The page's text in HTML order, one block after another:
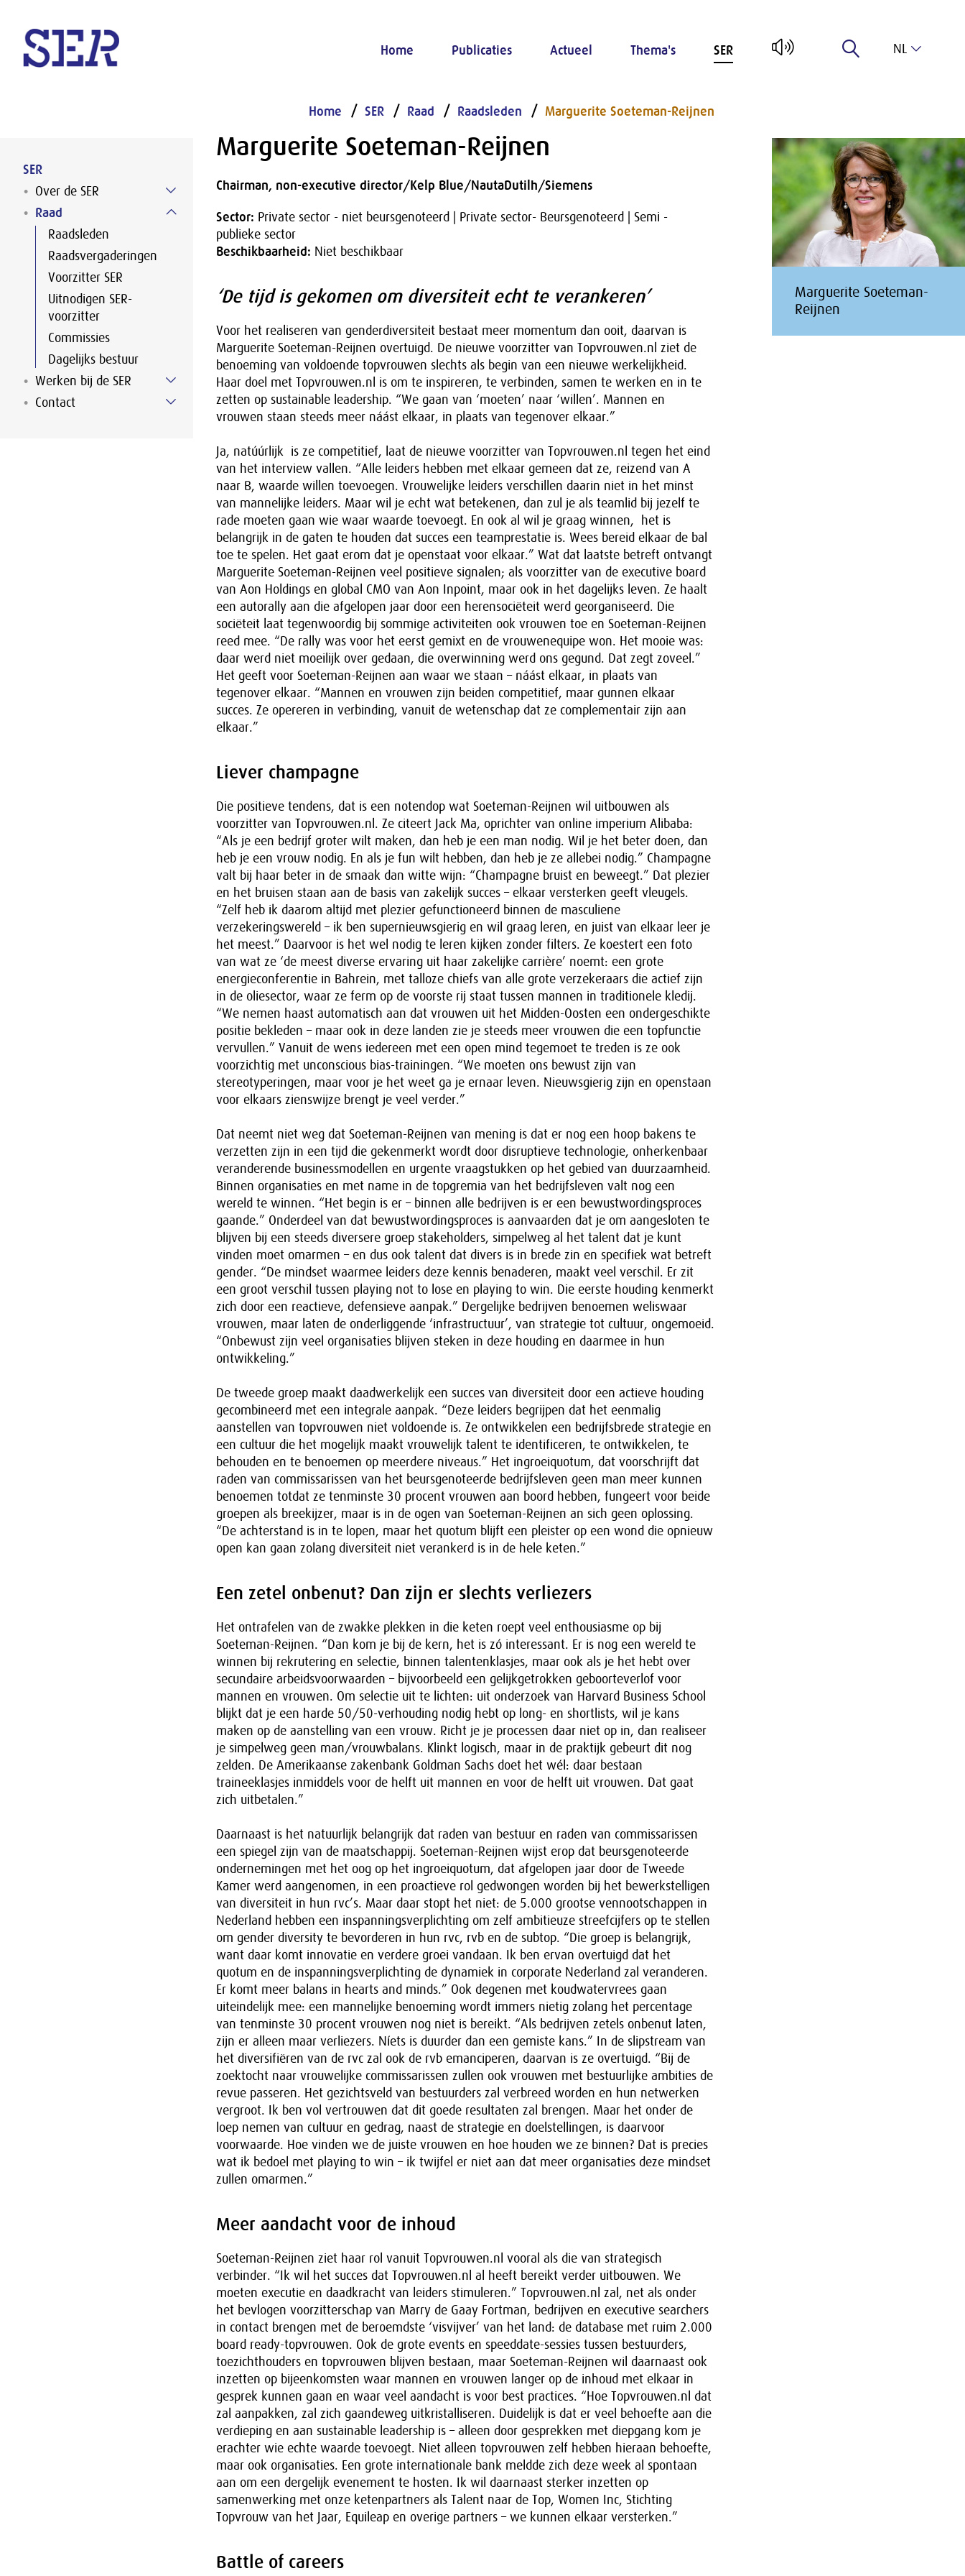
Home Publicaties Actueel Thema's SER NL
SER
Over de SER
Raad
Raadsleden
Raadsvergaderingen
Voorzitter SER
Uitnodigen SER-
voorzitter
Commissies
Dagelijks bestuur
Werken bij de SER
Contact
Home SER Raad Raadsleden Marguerite Soeteman-Reijnen
Marguerite Soeteman-Reijnen
Chairman, non-executive director/Kelp Blue/NautaDutilh/Siemens
Sector: Private sector - niet beursgenoteerd | Private sector- Beursgenoteerd | Semi -
publieke sector
Beschikbaarheid: Niet beschikbaar
‘De tijd is gekomen om diversiteit echt te verankeren’
Voor het realiseren van genderdiversiteit bestaat meer momentum dan ooit, daarvan is
Marguerite Soeteman-Reijnen overtuigd. De nieuwe voorzitter van Topvrouwen.nl ziet de
benoeming van voldoende topvrouwen slechts als begin van een nieuwe werkelijkheid.
Haar doel met Topvrouwen.nl is om te inspireren, te verbinden, samen te werken en in te
zetten op sustainable leadership. “We gaan van ‘moeten’ naar ‘willen’. Mannen en
vrouwen staan steeds meer náást elkaar, in plaats van tegenover elkaar.”
Ja, natúúrlijk is ze competitief, laat de nieuwe voorzitter van Topvrouwen.nl tegen het eind
van het interview vallen. “Alle leiders hebben met elkaar gemeen dat ze, reizend van A
naar B, waarde willen toevoegen. Vrouwelijke leiders verschillen daarin niet in het minst
van mannelijke leiders. Maar wil je echt wat betekenen, dan zul je als teamlid bij jezelf te
rade moeten gaan wie waar waarde toevoegt. En ook al wil je graag winnen, het is
belangrijk in de gaten te houden dat succes een teamprestatie is. Wees bereid elkaar de bal
toe te spelen. Het gaat erom dat je openstaat voor elkaar.” Wat dat laatste betreft ontvangt
Marguerite Soeteman-Reijnen veel positieve signalen; als voorzitter van de executive board
van Aon Holdings en global CMO van Aon Inpoint, maar ook in het dagelijks leven. Ze haalt
een autorally aan die afgelopen jaar door een herensociëteit werd georganiseerd. Die
sociëteit laat tegenwoordig bij sommige activiteiten ook vrouwen toe en Soeteman-Reijnen
reed mee. “De rally was voor het eerst gemixt en de vrouwenequipe won. Het mooie was:
daar werd niet moeilijk over gedaan, die overwinning werd ons gegund. Dat zegt zoveel.”
Het geeft voor Soeteman-Reijnen aan waar we staan – náást elkaar, in plaats van
tegenover elkaar. “Mannen en vrouwen zijn beiden competitief, maar gunnen elkaar
succes. Ze opereren in verbinding, vanuit de wetenschap dat ze complementair zijn aan
elkaar.”
Liever champagne
Die positieve tendens, dat is een notendop wat Soeteman-Reijnen wil uitbouwen als
voorzitter van Topvrouwen.nl. Ze citeert Jack Ma, oprichter van online imperium Alibaba:
“Als je een bedrijf groter wilt maken, dan heb je een man nodig. Wil je het beter doen, dan
heb je een vrouw nodig. En als je fun wilt hebben, dan heb je ze allebei nodig.” Champagne
valt bij haar beter in de smaak dan witte wijn: “Champagne bruist en beweegt.” Dat plezier
en het bruisen staan aan de basis van zakelijk succes – elkaar versterken geeft vleugels.
“Zelf heb ik daarom altijd met plezier gefunctioneerd binnen de masculiene
verzekeringswereld – ik ben supernieuwsgierig en wil graag leren, en juist van elkaar leer je
het meest.” Daarvoor is het wel nodig te leren kijken zonder filters. Ze koestert een foto
van wat ze ‘de meest diverse ervaring uit haar zakelijke carrière’ noemt: een grote
energieconferentie in Bahrein, met talloze chiefs van alle grote verzekeraars die actief zijn
in de oliesector, waar ze ferm op de voorste rij staat tussen mannen in traditionele kledij.
“We nemen haast automatisch aan dat vrouwen uit het Midden-Oosten een ondergeschikte
positie bekleden – maar ook in deze landen zie je steeds meer vrouwen die een topfunctie
vervullen.” Vanuit de wens iedereen met een open mind tegemoet te treden is ze ook
voorzichtig met unconscious bias-trainingen. “We moeten ons bewust zijn van
stereotyperingen, maar voor je het weet ga je ernaar leven. Nieuwsgierig zijn en openstaan
voor elkaars zienswijze brengt je veel verder.”
Dat neemt niet weg dat Soeteman-Reijnen van mening is dat er nog een hoop bakens te
verzetten zijn in een tijd die gekenmerkt wordt door disruptieve technologie, onherkenbaar
veranderende businessmodellen en urgente vraagstukken op het gebied van duurzaamheid.
Binnen organisaties en met name in de topgremia van het bedrijfsleven valt nog een
wereld te winnen. “Het begin is er – binnen alle bedrijven is er een bewustwordingsproces
gaande.” Onderdeel van dat bewustwordingsproces is aanvaarden dat je om aangesloten te
blijven bij een steeds diversere groep stakeholders, simpelweg al het talent dat je kunt
vinden moet omarmen – en dus ook talent dat divers is in brede zin en specifiek wat betreft
gender. “De mindset waarmee leiders deze kennis benaderen, maakt veel verschil. Er zit
een groot verschil tussen playing not to lose en playing to win. Die eerste houding kenmerkt
zich door een reactieve, defensieve aanpak.” Dergelijke bedrijven benoemen weliswaar
vrouwen, maar laten de onderliggende ‘infrastructuur’, van strategie tot cultuur, ongemoeid.
“Onbewust zijn veel organisaties blijven steken in deze houding en daarmee in hun
ontwikkeling.”
De tweede groep maakt daadwerkelijk een succes van diversiteit door een actieve houding
gecombineerd met een integrale aanpak. “Deze leiders begrijpen dat het eenmalig
aanstellen van topvrouwen niet voldoende is. Ze ontwikkelen een bedrijfsbrede strategie en
een cultuur die het mogelijk maakt vrouwelijk talent te identificeren, te ontwikkelen, te
behouden en te benoemen op meerdere niveaus.” Het ingroeiquotum, dat voorschrijft dat
raden van commissarissen van het beursgenoteerde bedrijfsleven geen man meer kunnen
benoemen totdat ze tenminste 30 procent vrouwen aan boord hebben, fungeert voor beide
groepen als breekijzer, maar is in de ogen van Soeteman-Reijnen an sich geen oplossing.
“De achterstand is in te lopen, maar het quotum blijft een pleister op een wond die opnieuw
open kan gaan zolang diversiteit niet verankerd is in de hele keten.”
Een zetel onbenut? Dan zijn er slechts verliezers
Het ontrafelen van de zwakke plekken in die keten roept veel enthousiasme op bij
Soeteman-Reijnen. “Dan kom je bij de kern, het is zó interessant. Er is nog een wereld te
winnen bij rekrutering en selectie, binnen talentenklasjes, maar ook als je het hebt over
secundaire arbeidsvoorwaarden – bijvoorbeeld een gelijkgetrokken geboorteverlof voor
mannen en vrouwen. Om selectie uit te lichten: uit onderzoek van Harvard Business School
blijkt dat je een harde 50/50-verhouding nodig hebt op long- en shortlists, wil je kans
maken op de aanstelling van een vrouw. Richt je je processen daar niet op in, dan realiseer
je simpelweg geen man/vrouwbalans. Klinkt logisch, maar in de praktijk gebeurt dit nog
zelden. De Amerikaanse zakenbank Goldman Sachs doet het wél: daar bestaan
traineeklasjes inmiddels voor de helft uit mannen en voor de helft uit vrouwen. Dat gaat
zich uitbetalen.”
Daarnaast is het natuurlijk belangrijk dat raden van bestuur en raden van commissarissen
een spiegel zijn van de maatschappij. Soeteman-Reijnen wijst erop dat beursgenoteerde
ondernemingen met het oog op het ingroeiquotum, dat afgelopen jaar door de Tweede
Kamer werd aangenomen, in een proactieve rol gedwongen worden bij het bewerkstelligen
van diversiteit in hun rvc’s. Maar daar stopt het niet: de 5.000 grootse vennootschappen in
Nederland hebben een inspanningsverplichting om zelf ambitieuze streefcijfers op te stellen
om gender diversity te bevorderen in hun rvc, rvb en de subtop. “Die groep is belangrijk,
want daar komt innovatie en verdere groei vandaan. Ik ben ervan overtuigd dat het
quotum en de inspanningsverplichting de dynamiek in corporate Nederland zal veranderen.
Er komt meer balans in hearts and minds.” Ook degenen met koudwatervrees gaan
uiteindelijk mee: een mannelijke benoeming wordt immers nietig zolang het percentage
van tenminste 30 procent vrouwen nog niet is bereikt. “Als bedrijven zetels onbenut laten,
zijn er alleen maar verliezers. Níets is duurder dan een gemiste kans.” In de slipstream van
het diversifiëren van de rvc zal ook de rvb emanciperen, daarvan is ze overtuigd. “Bij de
zoektocht naar vrouwelijke commissarissen zullen ook vrouwen met bestuurlijke ambities de
revue passeren. Het gezichtsveld van bestuurders zal verbreed worden en hun netwerken
vergroot. Ik ben vol vertrouwen dat dit goede resultaten zal brengen. Maar het onder de
loep nemen van cultuur en gedrag, naast de strategie en doelstellingen, is daarvoor
voorwaarde. Hoe vinden we de juiste vrouwen en hoe houden we ze binnen? Dat is precies
wat ik bedoel met playing to win – ik twijfel er niet aan dat meer organisaties deze mindset
zullen omarmen.”
Meer aandacht voor de inhoud
Soeteman-Reijnen ziet haar rol vanuit Topvrouwen.nl vooral als die van strategisch
verbinder. “Ik wil het succes dat Topvrouwen.nl al heeft bereikt verder uitbouwen. We
moeten executie en daadkracht van leiders stimuleren.” Topvrouwen.nl zal, net als onder
het bevlogen voorzitterschap van Marry de Gaay Fortman, bedrijven en executive searchers
in contact brengen met de beroemdste ‘visvijver’ van het land: de database met ruim 2.000
board ready-topvrouwen. Ook de grote events en speeddate-sessies tussen bestuurders,
toezichthouders en topvrouwen blijven bestaan, maar Soeteman-Reijnen wil daarnaast ook
inzetten op bijeenkomsten waar mannen en vrouwen langer op de inhoud met elkaar in
gesprek kunnen gaan en waar veel aandacht is voor best practices. “Hoe Topvrouwen.nl dat
zal aanpakken, zal zich gaandeweg uitkristalliseren. Duidelijk is dat er veel behoefte aan die
verdieping en aan sustainable leadership is – alleen door gesprekken met diepgang kom je
erachter wie echte waarde toevoegt. Niet alleen topvrouwen zelf hebben hieraan behoefte,
maar ook organisaties. Een grote internationale bank meldde zich deze week al spontaan
aan om een dergelijk evenement te hosten. Ik wil daarnaast sterker inzetten op
samenwerking met onze ketenpartners als Talent naar de Top, Women Inc, Stichting
Topvrouw van het Jaar, Equileap en overige partners – we kunnen elkaar versterken.”
Battle of careers
Marguerite Soeteman-
Reijnen